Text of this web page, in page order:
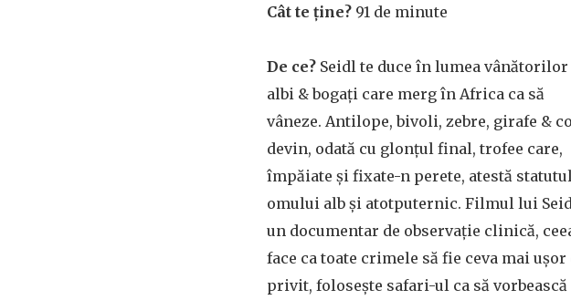
Cât te ține? 91 de minute
De ce? Seidl te duce în lumea vânătorilor
albi & bogați care merg în Africa ca să
vâneze. Antilope, bivoli, zebre, girafe & co
devin, odată cu glonțul final, trofee care,
împăiate și fixate-n perete, atestă
omului alb și atotputernic. Filmul lui
un documentar de observație clinică,
face ca toate crimele să fie ceva mai ușor
privit, folosește safari-ul ca să vorbească